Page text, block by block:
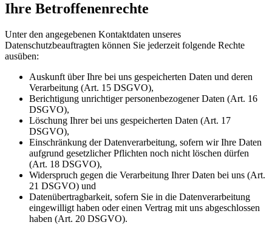
Ihre Betroffenenrechte
Unter den angegebenen Kontaktdaten unseres
Datenschutzbeauftragten können Sie jederzeit folgende Rechte
ausüben:
Auskunft über Ihre bei uns gespeicherten Daten und deren
Verarbeitung (Art. 15 DSGVO),
Berichtigung unrichtiger personenbezogener Daten (Art. 16
DSGVO),
Löschung Ihrer bei uns gespeicherten Daten (Art. 17
DSGVO),
Einschränkung der Datenverarbeitung, sofern wir Ihre Daten
aufgrund gesetzlicher Pflichten noch nicht löschen dürfen
(Art. 18 DSGVO),
Widerspruch gegen die Verarbeitung Ihrer Daten bei uns (Art.
21 DSGVO) und
Datenübertragbarkeit, sofern Sie in die Datenverarbeitung
eingewilligt haben oder einen Vertrag mit uns abgeschlossen
haben (Art. 20 DSGVO).